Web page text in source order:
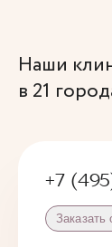
Наши
в 21
+7
Заказать